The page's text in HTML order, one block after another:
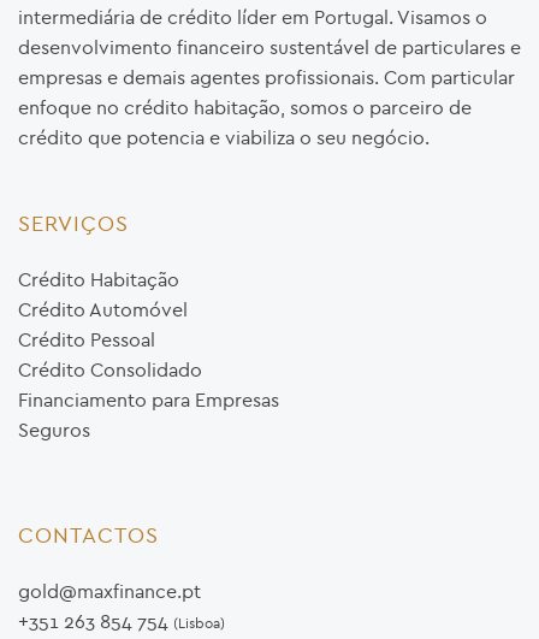
intermediária de crédito líder em Portugal. Visamos o
desenvolvimento financeiro sustentável de particulares e
empresas e demais agentes profissionais. Com particular
enfoque no crédito habitação, somos o parceiro de
crédito que potencia e viabiliza o seu negócio.
SERVIÇOS
Crédito Habitação
Crédito Automóvel
Crédito Pessoal
Crédito Consolidado
Financiamento para Empresas
Seguros
CONTACTOS
gold@maxfinance.pt
+351 263 854 754 (Lisboa)